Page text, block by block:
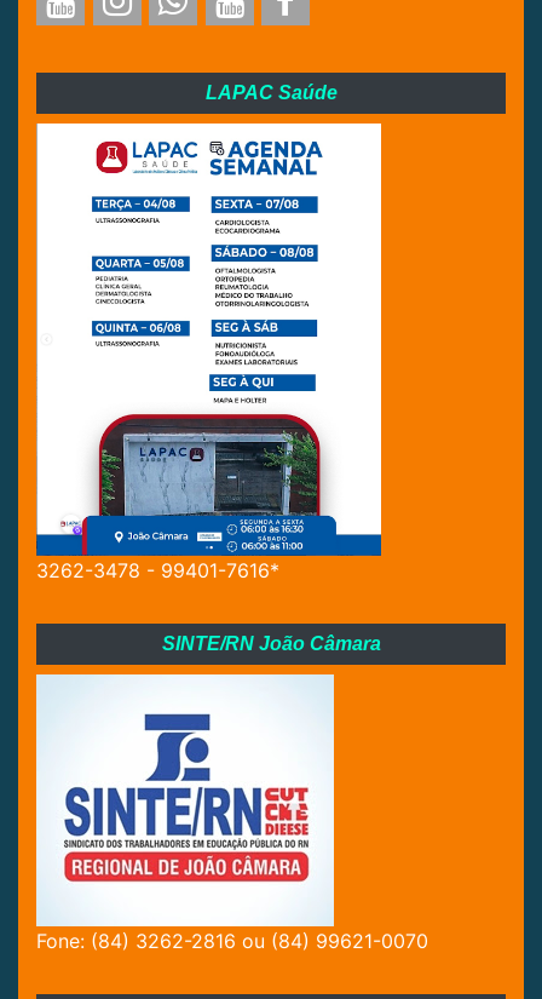
LAPAC Saúde
3262-3478 - 99401-7616*
SINTE/RN João Câmara
Fone: (84) 3262-2816 ou (84) 99621-0070